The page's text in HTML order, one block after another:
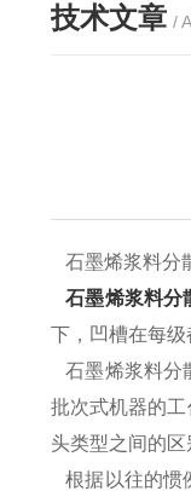
技术文章 /
石墨烯浆料分
石墨烯浆料分
下，凹槽在每
石墨烯浆料分
批次式机器的
头类型之间的
根据以往的惯